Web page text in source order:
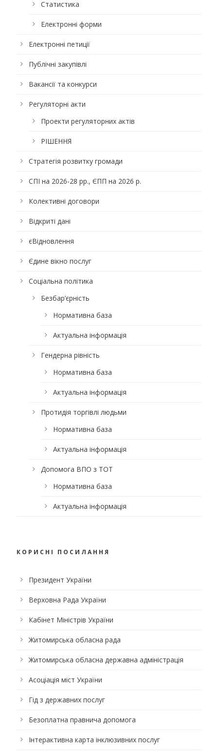
Статистика
Електронні форми
Електронні петиції
Публічні закупівлі
Вакансії та конкурси
Регуляторні акти
Проекти регуляторних актів
РІШЕННЯ
Стратегія розвитку громади
СПІ на 2026-28 рр., ЄПП на 2026 р.
Колективні договори
Відкриті дані
єВідновлення
Єдине вікно послуг
Соціальна політика
Безбар’єрність
Нормативна база
Актуальна інформація
Гендерна рівність
Нормативна база
Актуальна інформація
Протидія торгівлі людьми
Нормативна база
Актуальна інформація
Допомога ВПО з ТОТ
Нормативна база
Актуальна інформація
КОРИСНІ ПОСИЛАННЯ
Президент України
Верховна Рада України
Кабінет Міністрів України
Житомирська обласна рада
Житомирська обласна державна адміністрація
Асоціація міст України
Гід з державних послуг
Безоплатна правнича допомога
Інтерактивна карта інклюзивних послуг